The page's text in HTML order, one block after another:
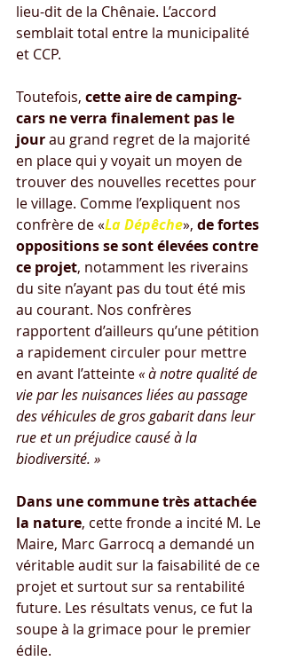
lieu-dit de la Chênaie. L’accord
semblait total entre la municipalité
et CCP.
Toutefois, cette aire de camping-
cars ne verra finalement pas le
jour au grand regret de la majorité
en place qui y voyait un moyen de
trouver des nouvelles recettes pour
le village. Comme l’expliquent nos
confrère de «La Dépêche», de fortes
oppositions se sont élevées contre
ce projet, notamment les riverains
du site n’ayant pas du tout été mis
au courant. Nos confrères
rapportent d’ailleurs qu’une pétition
a rapidement circuler pour mettre
en avant l’atteinte « à notre qualité de
vie par les nuisances liées au passage
des véhicules de gros gabarit dans leur
rue et un préjudice causé à la
biodiversité. »
Dans une commune très attachée
la nature, cette fronde a incité M. Le
Maire, Marc Garrocq a demandé un
véritable audit sur la faisabilité de ce
projet et surtout sur sa rentabilité
future. Les résultats venus, ce fut la
soupe à la grimace pour le premier
édile.